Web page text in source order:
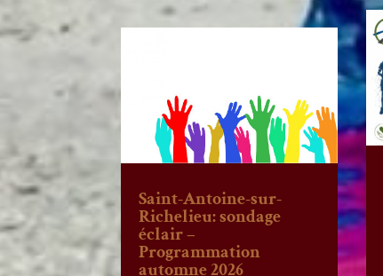
Saint-Antoine-sur-
Richelieu: sondage
éclair –
Programmation
automne 2026